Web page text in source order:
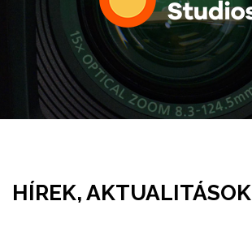
HÍREK, AKTUALITÁSOK